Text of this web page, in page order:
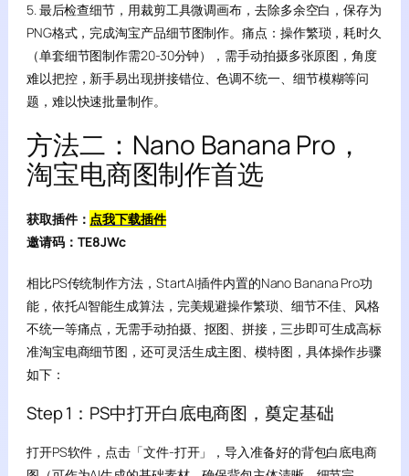
5. 最后检查细节，用裁剪工具微调画布，去除多余空白，保存为
PNG格式，完成淘宝产品细节图制作。痛点：操作繁琐，耗时久
（单套细节图制作需20-30分钟），需手动拍摄多张原图，角度
难以把控，新手易出现拼接错位、色调不统一、细节模糊等问
题，难以快速批量制作。
方法二：Nano Banana Pro，
淘宝电商图制作首选
获取插件： 点我下载插件
邀请码： TE8JWc
相比PS传统制作方法，StartAI插件内置的Nano Banana Pro功
能，依托AI智能生成算法，完美规避操作繁琐、细节不佳、风格
不统一等痛点，无需手动拍摄、抠图、拼接，三步即可生成高标
准淘宝电商细节图，还可灵活生成主图、模特图，具体操作步骤
如下：
Step 1：PS中打开白底电商图，奠定基础
打开PS软件，点击「文件-打开」，导入准备好的背包白底电商